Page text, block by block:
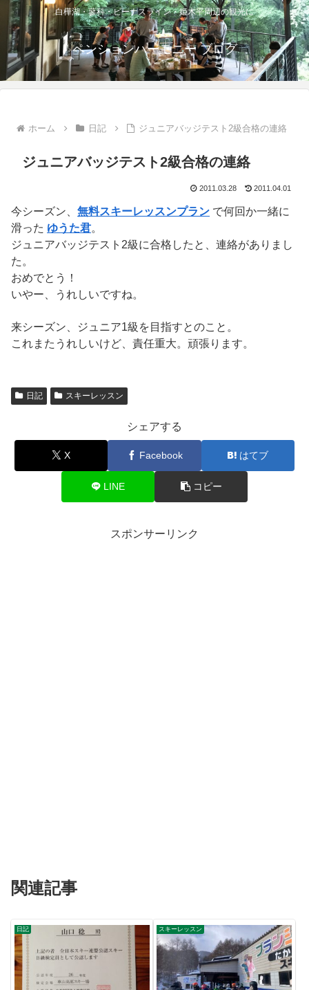
白樺湖・蓼科・ビーナスライン・姫木平周辺の観光に
ペンションハーモニー ブログ
ホーム 日記 ジュニアバッジテスト2級合格の連絡
ジュニアバッジテスト2級合格の連絡
2011.03.28 2011.04.01
今シーズン、 無料スキーレッスンプラン で何回か一緒に
滑った ゆうた君。
ジュニアバッジテスト2級に合格したと、連絡がありまし
た。
おめでとう！
いやー、うれしいですね。
来シーズン、ジュニア1級を目指すとのこと。
これまたうれしいけど、責任重大。頑張ります。
日記 スキーレッスン
シェアする
X Facebook はてブ
LINE コピー
スポンサーリンク
関連記事
日記 スキーレッスン